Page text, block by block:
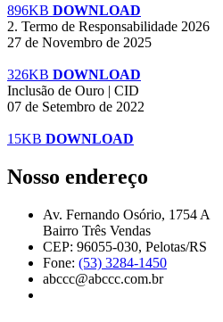
896KB DOWNLOAD
2. Termo de Responsabilidade 2026
27 de Novembro de 2025
326KB DOWNLOAD
Inclusão de Ouro | CID
07 de Setembro de 2022
15KB DOWNLOAD
Nosso endereço
Av. Fernando Osório, 1754 A
Bairro Três Vendas
CEP: 96055-030, Pelotas/RS
Fone: (53) 3284-1450
abccc@abccc.com.br